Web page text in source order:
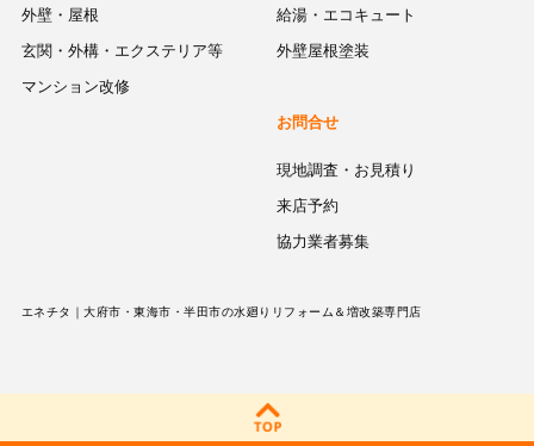
給湯・エコキュート
外壁屋根塗装
外壁・屋根
玄関・外構・エクステリア等
マンション改修
お問合せ
現地調査・お見積り
来店予約
協力業者募集
エネチタ｜大府市・東海市・半田市の水廻りリフォーム＆増改築専門店